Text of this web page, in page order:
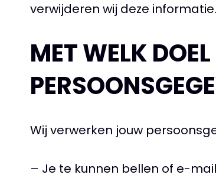
verwijderen wij deze informatie.
MET WELK
Wij verwerken jouw
– Je te kunnen bellen of e-